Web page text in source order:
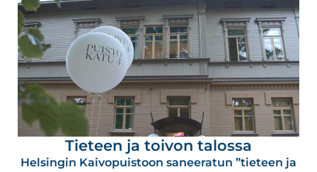
Tieteen ja toivon talossa
Helsingin Kaivopuistoon saneeratun ”tieteen ja